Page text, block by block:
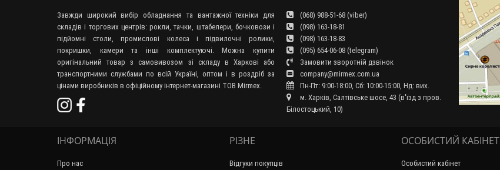
Завжди широкий вибір обладнання та вантажної техніки для
складів і торгових центрів: рокли, тачки, штабелери, бочковози і
підйомні столи, промислові колеса і підвилочні ролики,
покришки, камери та інші комплектуючі. Можна купити
оригінальний товар з самовивозом зі складу в Харкові або
транспортними службами по всій Україні, оптом і в роздріб за
цінами виробників в офіційному інтернет-магазині ТОВ Mirmex.
(068) 988-51-68 (viber)
(098) 163-18-81
(098) 163-18-83
(095) 654-06-08 (telegram)
Замовити зворотній дзвінок
company@mirmex.com.ua
Пн-Пт: 9:00-18:00, Сб: 10:00-15:00, Нд: вих.
м. Харків, Салтівське шосе, 43 (в'їзд з пров.
Білостоцький, 10)
ІНФОРМАЦІЯ
Про нас
РІЗНЕ
Відгуки покупців
ОСОБИСТИЙ КАБІНЕТ
Особистий кабінет